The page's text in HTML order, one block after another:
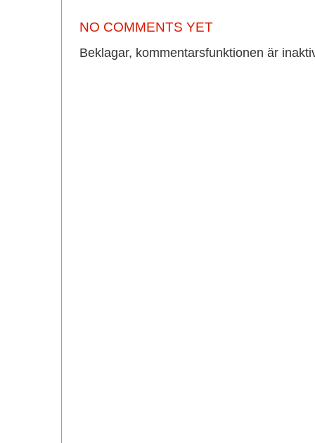
NO COMMENTS YET
Beklagar, kommentarsfunktionen är